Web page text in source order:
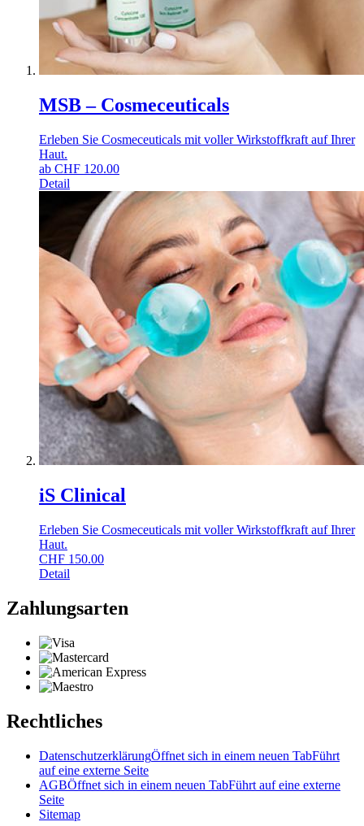
MSB – Cosmeceuticals
Erleben Sie Cosmeceuticals mit voller Wirkstoffkraft auf Ihrer
Haut.
ab CHF 120.00
Detail
iS Clinical
Erleben Sie Cosmeceuticals mit voller Wirkstoffkraft auf Ihrer
Haut.
CHF 150.00
Detail
Zahlungsarten
Rechtliches
DatenschutzerklärungÖffnet sich in einem neuen TabFührt
auf eine externe Seite
AGBÖffnet sich in einem neuen TabFührt auf eine externe
Seite
Sitemap